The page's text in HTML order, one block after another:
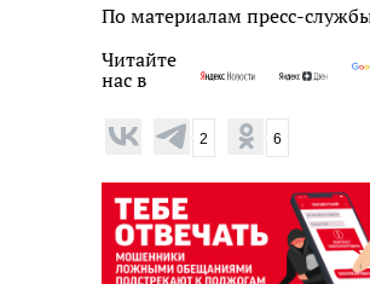
По материалам пресс-
Читайте
нас в
2 6